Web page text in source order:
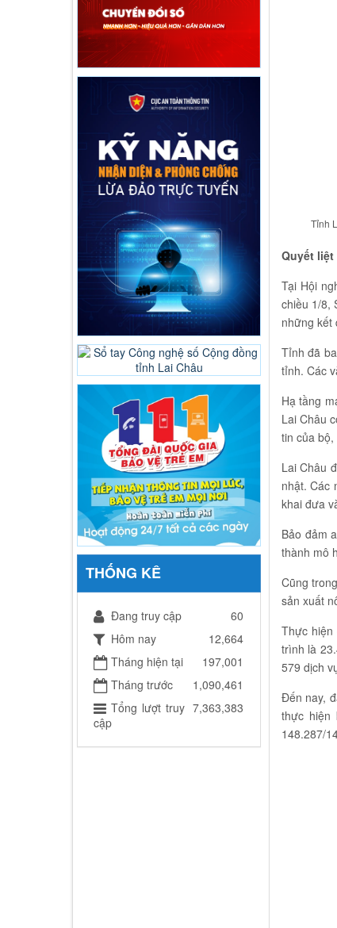
Tỉnh
Quyết
Tại Hội
chiều 1/8,
những kết
Tỉnh đã
tỉnh. Các
Hạ tầng
Lai Châu
tin của
Lai Châu
nhật. Các
khai đưa
Bảo đảm
thành mô
Cũng
sản xuất
Thực hiện
trình là
579 dịch
Đến nay,
thực
148.287/
THỐNG KÊ
Đang truy cập
60
Hôm nay
12,664
Tháng hiện tại
197,001
Tháng trước
1,090,461
Tổng lượt truy
cập
7,363,383